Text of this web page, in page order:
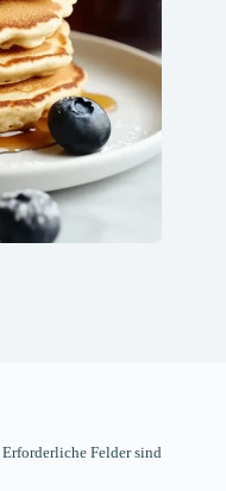
Erforderliche Felder sind